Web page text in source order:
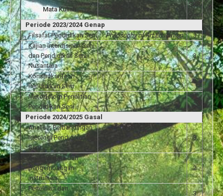
Mata Kuliah Course
SKS
Credit
Periode 2023/2024 Genap
Filsafat Pendidikan Seni
Philosophy of Art Education
3
Kajian Interdisiplin Seni
dan Pendidikan Seni
Nusantara
3
Konstruksi Teori
Pendidikan Seni
3
Metodologi Penelitian
Pendidikan Seni
4
Periode 2024/2025 Gasal
Analisis Perbandingan
Ideologi Pendidikan
Seni
3
Analisis data dan
pengembangan
instrumen
2
Penelitian dan
3